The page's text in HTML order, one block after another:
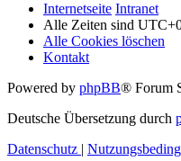
Internetseite Intranet
Alle Zeiten sind
Alle Cookies löschen
Kontakt
Powered by phpBB® Forum
Deutsche Übersetzung durch
Datenschutz |